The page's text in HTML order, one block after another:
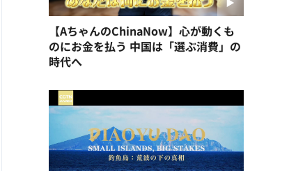
【AちゃんのChinaNow】心が動くも
のにお金を払う 中国は「選ぶ消費」の
時代へ